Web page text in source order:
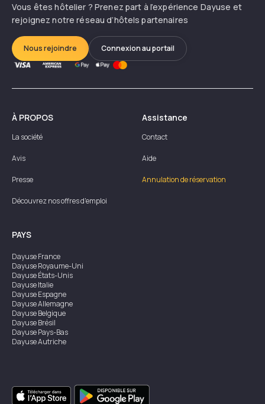
Vous êtes hôtelier ? Prenez part à l’expérience Dayuse et
rejoignez notre réseau d’hôtels partenaires
Nous rejoindre Connexion au portail
À PROPOS
La société
Avis
Presse
Découvrez nos offres d'emploi
Assistance
Contact
Aide
Annulation de réservation
PAYS
DayuseFrance
DayuseRoyaume-Uni
DayuseÉtats-Unis
DayuseItalie
DayuseEspagne
DayuseAllemagne
DayuseBelgique
DayuseBrésil
DayusePays-Bas
DayuseAutriche
DayuseSingapour
DayuseSuède